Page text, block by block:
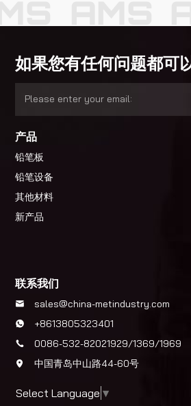
如果您有任何问题都可
产品
铅笔板
铅笔设备
其他材料
新产品
Select Language ▼
联系我们
sales@china-metindustry.com
+8613805323401
0086-532-82021929/1369/1969
中国青岛中山路44-60号